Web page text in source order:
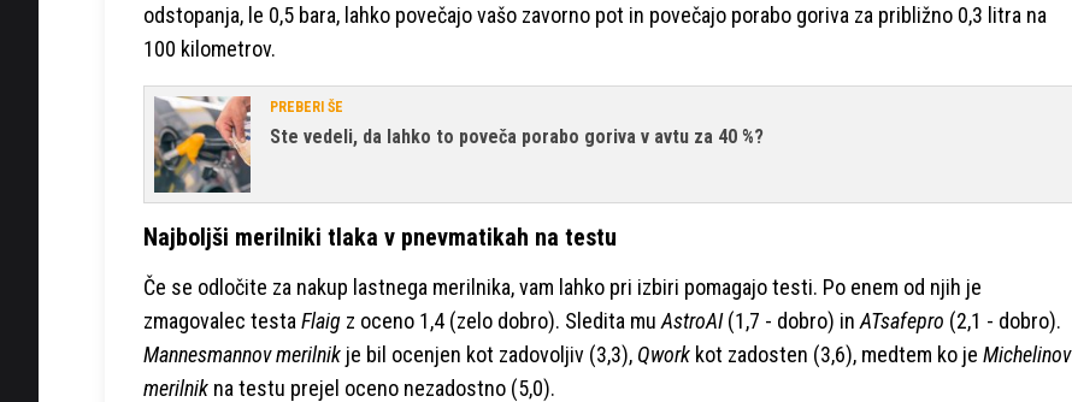
odstopanja, le 0,5 bara, lahko povečajo vašo zavorno pot in povečajo porabo goriva za približno 0,3 litra na
100 kilometrov.
PREBERI ŠE
Ste vedeli, da lahko to poveča porabo goriva v avtu za 40 %?
Najboljši merilniki tlaka v pnevmatikah na testu
Če se odločite za nakup lastnega merilnika, vam lahko pri izbiri pomagajo testi. Po enem od njih je
zmagovalec testa Flaig z oceno 1,4 (zelo dobro). Sledita mu AstroAI(1,7 - dobro) in ATsafepro (2,1 - dobro).
Mannesmannov merilnik je bil ocenjen kot zadovoljiv (3,3), Qwork kot zadosten (3,6), medtem ko je Michelinov
merilnik na testu prejel oceno nezadostno (5,0).